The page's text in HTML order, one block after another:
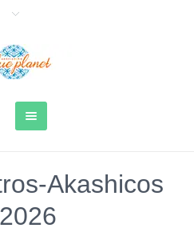
Akashicos